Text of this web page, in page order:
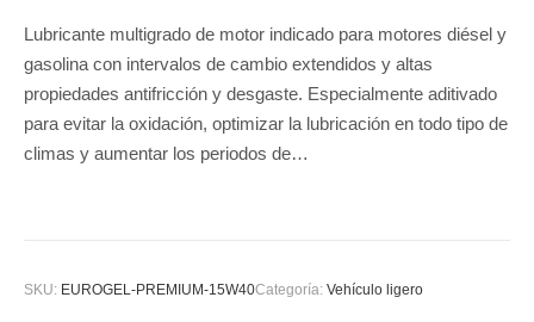
Lubricante multigrado de motor indicado para motores diésel y
gasolina con intervalos de cambio extendidos y altas
propiedades antifricción y desgaste. Especialmente aditivado
para evitar la oxidación, optimizar la lubricación en todo tipo de
climas y aumentar los periodos de…
SKU: EUROGEL-PREMIUM-15W40Categoría: Vehículo ligero